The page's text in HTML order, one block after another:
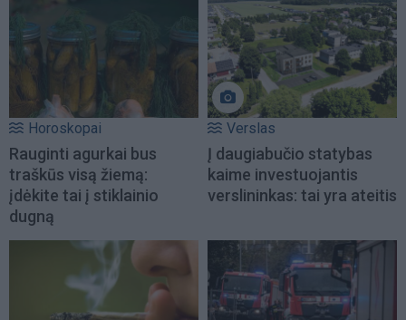
Horoskopai
Rauginti agurkai bus
traškūs visą žiemą:
įdėkite tai į stiklainio
dugną
Verslas
Į daugiabučio statybas
kaime investuojantis
verslininkas: tai yra ateitis